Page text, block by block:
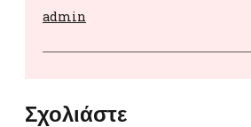
admin
Σχολιάστε